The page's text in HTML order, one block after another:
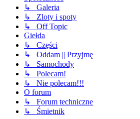
↳ Galeria
↳ Zloty i spoty
↳ Off Topic
Giełda
↳ Części
↳ Oddam || Przyjmę
↳ Samochody
↳ Polecam!
↳ Nie polecam!!!
O forum
↳ Forum techniczne
↳ Śmietnik